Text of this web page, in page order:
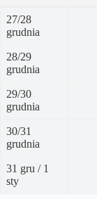
27/28
grudnia
28/29
grudnia
29/30
grudnia
30/31
grudnia
31 gru / 1
sty